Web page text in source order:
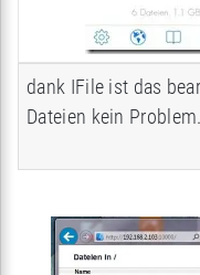
dank IFile ist das
Dateien kein Problem.